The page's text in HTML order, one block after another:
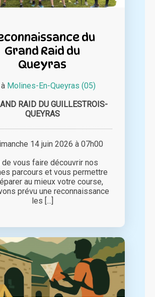
du
Grand Raid du
Queyras
à Molines-En-Queyras (05)
RAID DU GUILLESTROIS-
QUEYRAS
14 juin 2026 à 07h00
de vous faire découvrir nos
parcours et vous permettre
au mieux votre course,
prévu une reconnaissance
les [...]